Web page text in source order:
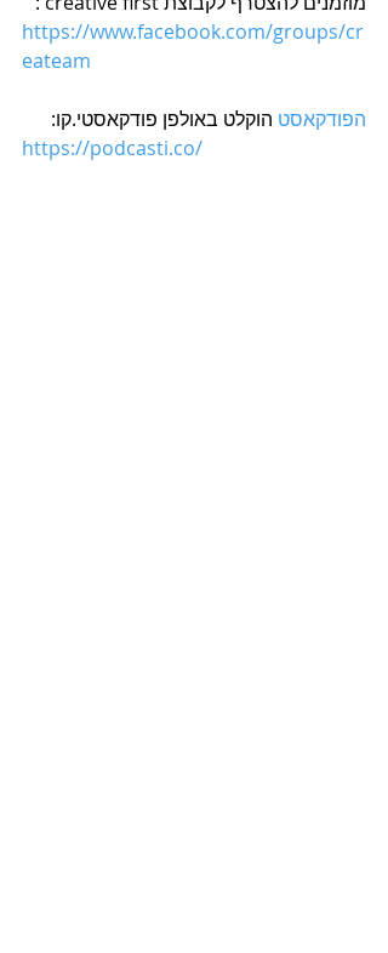
https://www.facebook.com/groups/cr
eateam
הפודקאסט הוקלט באולפן פודקאסטי.קו:
https://podcasti.co/